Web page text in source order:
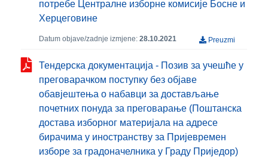
потребе Централне изборне комисије Босне и
Херцеговине
Datum objave/zadnje izmjene: 28.10.2021 Preuzmi
Тендерска документација - Позив за учешће у
преговарачком поступку без објаве
обавјештења о набавци за достављање
почетних понуда за преговарање (Поштанска
достава изборног материјала на адресе
бирачима у иностранству за Пријевремен
изборе за градоначелника у Граду Приједор)